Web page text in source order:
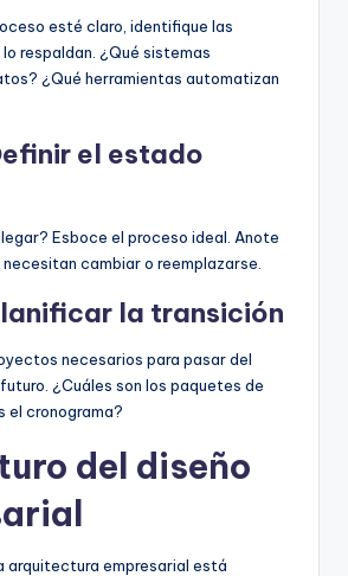
esté claro, identifique las
respaldan. ¿Qué sistemas
¿Qué herramientas automatizan
el estado
Esboce el proceso ideal. Anote
cambiar o reemplazarse.
la transición
necesarios para pasar del
¿Cuáles son los paquetes de
el cronograma?
del diseño
arquitectura empresarial está